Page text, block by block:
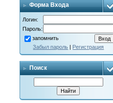
Форма Входа
Логин:
Пароль:
запомнить
Забыл пароль | Регистрация
Поиск